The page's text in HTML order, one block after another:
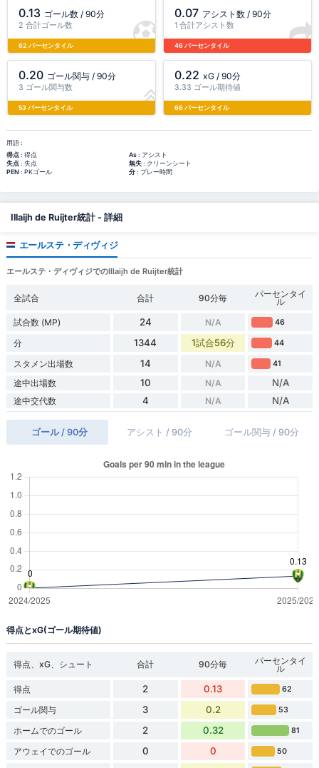
0.13 ゴール数 / 90分
2 合計ゴール数
62 パーセンタイル
0.07 アシスト数 / 90分
1 合計アシスト数
46 パーセンタイル
0.20 ゴール関与 / 90分
3 ゴール関与数
53 パーセンタイル
0.22 xG / 90分
3.33 ゴール期待値
66 パーセンタイル
用語 :
得点: 得点 As: アシスト
失点: 失点 無失: クリーンシート
PEN : PKゴール 分: プレー時間
Illaijh de Ruijter統計 - 詳細
エールステ・ディヴィジ
エールステ・ディヴィジでのIllaijh de Ruijter統計
全試合 合計 90分毎 パーセンタイ
ル
試合数 (MP)
24 N/A 46
分 1344 1試合56分 44
スタメン出場数 14 N/A 41
途中出場数 10 N/A N/A
途中交代数 4 N/A N/A
ゴール / 90分 アシスト / 90分 ゴール関与 / 90分
得点とxG(ゴール期待値)
得点、xG、シュート 合計 90分毎 パーセンタイ
ル
得点
2 0.13 62
ゴール関与 3 0.2 53
ホームでのゴール 2 0.32 81
アウェイでのゴール 0 0 50